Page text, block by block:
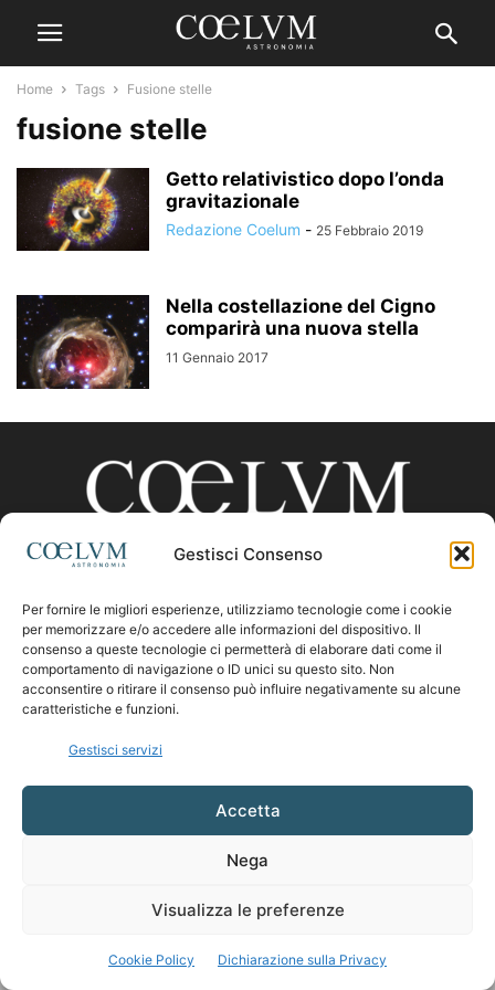
Gestisci Consenso
Per fornire le migliori esperienze, utilizziamo tecnologie come i cookie
per memorizzare e/o accedere alle informazioni del dispositivo. Il
consenso a queste tecnologie ci permetterà di elaborare dati come il
comportamento di navigazione o ID unici su questo sito. Non
acconsentire o ritirare il consenso può influire negativamente su alcune
caratteristiche e funzioni.
Gestisci servizi
Accetta
Nega
Visualizza le preferenze
Cookie Policy Dichiarazione sulla Privacy
Home Tags Fusione stelle
fusione stelle
Getto relativistico dopo l’onda
gravitazionale
Redazione Coelum - 25 Febbraio 2019
Nella costellazione del Cigno
comparirà una nuova stella
11 Gennaio 2017
CHI SIAMO
Contattaci:coelumastro@coelum.com